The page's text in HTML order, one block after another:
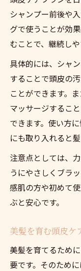
シャンプー前後や
グで使うことが効
むことで、継続しや
具体的には、シャ
することで頭皮の
ことができます。
マッサージするこ
できます。使い方
にも取り入れると
注意点としては、
うにやさしくブラ
感肌の方や初めて
ぶと安心です。
美髪を育む頭皮ケ
美髪を育てるため
要です。そのため